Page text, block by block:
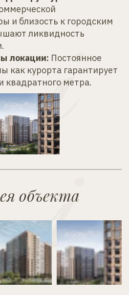
и близость к городским
ликвидность
локации: Постоянное
как курорта гарантирует
квадратного метра.
объекта